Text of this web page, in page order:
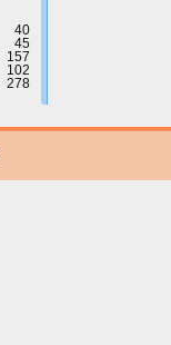
40
45
157
102
278